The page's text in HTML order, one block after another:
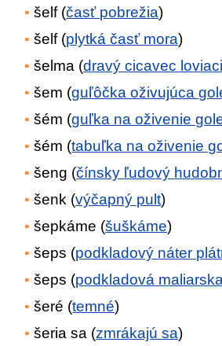
šelf (časť pobrežia)
šelf (plytká časť mora)
šelma (dravý cicavec
šem (guľôčka oživujúca
šém (guľka na oživenie
šém (tabuľka na oživenie
šeng (čínsky ľudový
šenk (výčapný pult)
šepkáme (šuškáme)
šeps (podkladový náter
šeps (podkladová
šeré (temné)
šeria sa (zmrákajú sa)